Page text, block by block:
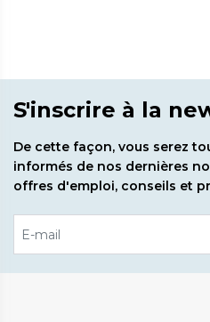
S'inscrire à la
De cette façon, vous serez
informés de nos dernières
offres d'emploi, conseils et